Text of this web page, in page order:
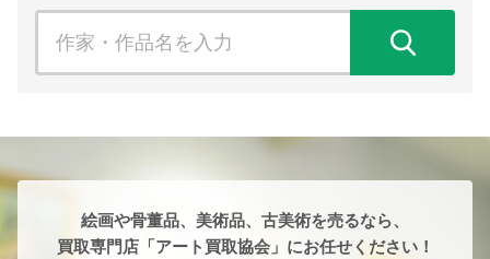
絵画や骨董品、美術品、古美術を売るなら、
買取専門店「アート買取協会」にお任せください！